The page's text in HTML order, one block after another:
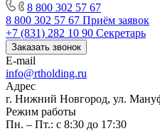
8 800 302 57 67
8 800 302 57 67 Приём заявок
+7 (831) 282 10 90 Секретарь
Заказать звонок
E-mail
info@rtholding.ru
Адрес
г. Нижний Новгород, ул.
Режим работы
Пн. – Пт.: с 8:30 до 17:30